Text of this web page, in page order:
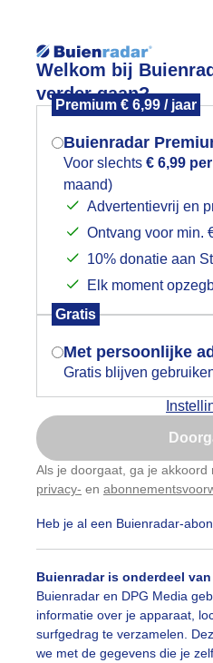
Welkom bij
verder gaan?
Premium € 6,99 / jaar
Buienradar
Voor slechts € 6,99
maand)
Advertentievrij en
Ontvang voor min.
10% donatie aan
Elk moment
Gratis
Met persoonlijke
Gratis blijven
Als je doorgaat, ga je akkoord
privacy- en
Heb je al een Buienradar-
Buienradar is onderdeel van
Buienradar en DPG Media
informatie over je apparaat,
surfgedrag te verzamelen.
we met de gegevens die je
Foto en video
Mogen we je
het
Indien je hier nog
gegeven, verschijnt
je browser waarin
Is goed,
Nu niet,
Gebruik je Safari en wil je
Klikhierom dit